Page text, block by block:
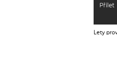
Přílet
Lety